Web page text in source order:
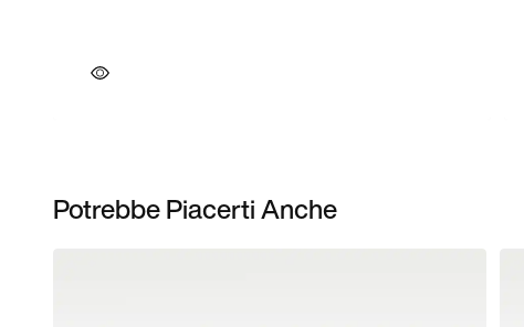
Potrebbe Piacerti Anche